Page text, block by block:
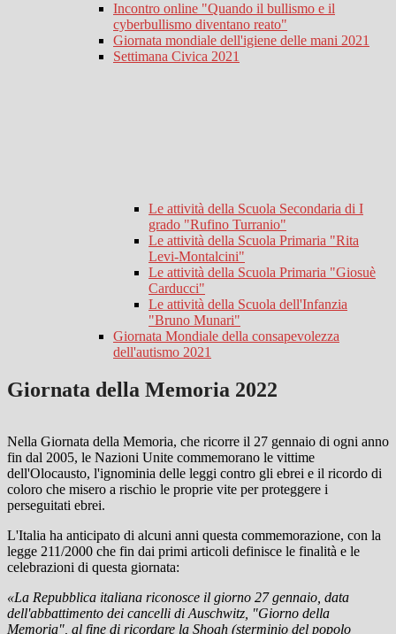
Incontro online "Quando il bullismo e il
cyberbullismo diventano reato"
Giornata mondiale dell'igiene delle mani 2021
Settimana Civica 2021
Le attività della Scuola Secondaria di I
grado "Rufino Turranio"
Le attività della Scuola Primaria "Rita
Levi-Montalcini"
Le attività della Scuola Primaria "Giosuè
Carducci"
Le attività della Scuola dell'Infanzia
"Bruno Munari"
Giornata Mondiale della consapevolezza
dell'autismo 2021
Giornata della Memoria 2022
Nella Giornata della Memoria, che ricorre il 27 gennaio di ogni anno
fin dal 2005, le Nazioni Unite commemorano le vittime
dell'Olocausto, l'ignominia delle leggi contro gli ebrei e il ricordo di
coloro che misero a rischio le proprie vite per proteggere i
perseguitati ebrei.
L'Italia ha anticipato di alcuni anni questa commemorazione, con la
legge 211/2000 che fin dai primi articoli definisce le finalità e le
celebrazioni di questa giornata:
«La Repubblica italiana riconosce il giorno 27 gennaio, data
dell'abbattimento dei cancelli di Auschwitz, "Giorno della
Memoria", al fine di ricordare la Shoah (sterminio del popolo